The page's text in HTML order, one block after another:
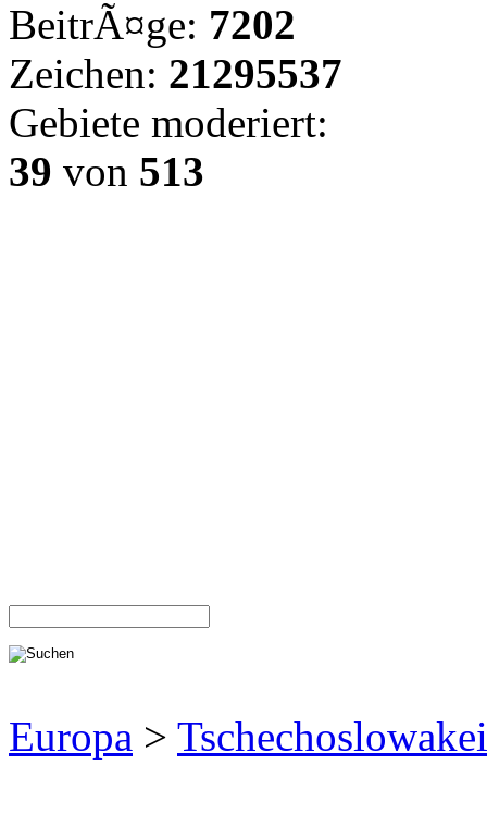
BeitrÃ¤ge: 7202
Zeichen: 21295537
Gebiete moderiert:
39 von 513
Europa > Tschechoslowakei